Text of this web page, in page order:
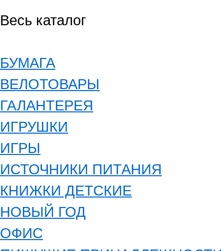
Весь каталог
БУМАГА
ВЕЛОТОВАРЫ
ГАЛАНТЕРЕЯ
ИГРУШКИ
ИГРЫ
ИСТОЧНИКИ ПИТАНИЯ
КНИЖКИ ДЕТСКИЕ
НОВЫЙ ГОД
ОФИС